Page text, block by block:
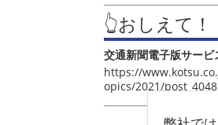
👆おしえて
交通新聞電子版サー
https://
opics/2021/